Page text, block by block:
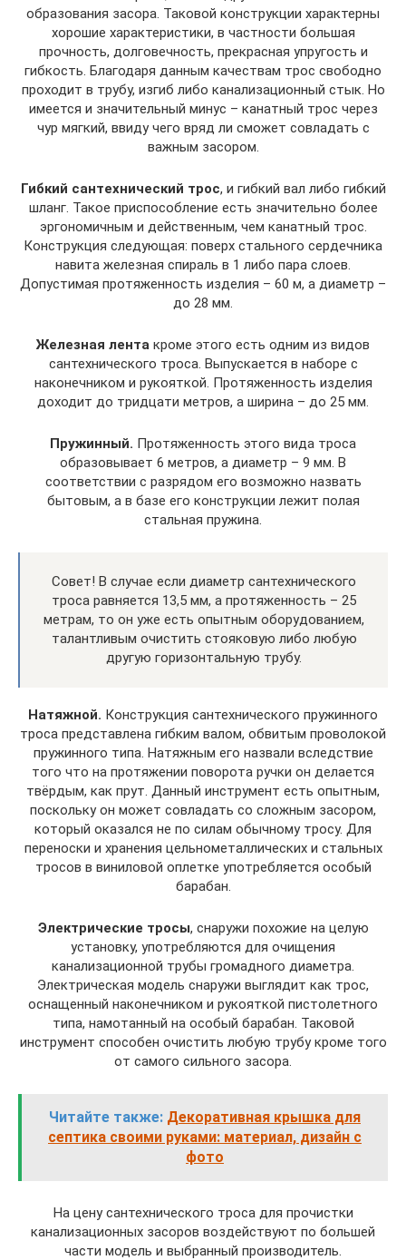
образования засора. Таковой конструкции характерны
хорошие характеристики, в частности большая
прочность, долговечность, прекрасная упругость и
гибкость. Благодаря данным качествам трос свободно
проходит в трубу, изгиб либо канализационный стык. Но
имеется и значительный минус – канатный трос через
чур мягкий, ввиду чего вряд ли сможет совладать с
важным засором.
Гибкий сантехнический трос, и гибкий вал либо гибкий
шланг. Такое приспособление есть значительно более
эргономичным и действенным, чем канатный трос.
Конструкция следующая: поверх стального сердечника
навита железная спираль в 1 либо пара слоев.
Допустимая протяженность изделия – 60 м, а диаметр –
до 28 мм.
Железная лента кроме этого есть одним из видов
сантехнического троса. Выпускается в наборе с
наконечником и рукояткой. Протяженность изделия
доходит до тридцати метров, а ширина – до 25 мм.
Пружинный. Протяженность этого вида троса
образовывает 6 метров, а диаметр – 9 мм. В
соответствии с разрядом его возможно назвать
бытовым, а в базе его конструкции лежит полая
стальная пружина.
Совет! В случае если диаметр сантехнического
троса равняется 13,5 мм, а протяженность – 25
метрам, то он уже есть опытным оборудованием,
талантливым очистить стояковую либо любую
другую горизонтальную трубу.
Натяжной. Конструкция сантехнического пружинного
троса представлена гибким валом, обвитым проволокой
пружинного типа. Натяжным его назвали вследствие
того что на протяжении поворота ручки он делается
твёрдым, как прут. Данный инструмент есть опытным,
поскольку он может совладать со сложным засором,
который оказался не по силам обычному тросу. Для
переноски и хранения цельнометаллических и стальных
тросов в виниловой оплетке употребляется особый
барабан.
Электрические тросы, снаружи похожие на целую
установку, употребляются для очищения
канализационной трубы громадного диаметра.
Электрическая модель снаружи выглядит как трос,
оснащенный наконечником и рукояткой пистолетного
типа, намотанный на особый барабан. Таковой
инструмент способен очистить любую трубу кроме того
от самого сильного засора.
Читайте также: Декоративная крышка для
септика своими руками: материал, дизайн с
фото
На цену сантехнического троса для прочистки
канализационных засоров воздействуют по большей
части модель и выбранный производитель.